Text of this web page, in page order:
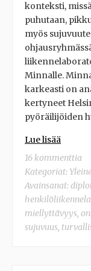
konteksti,
puhutaan,
myös
Minnalle.
karkeasti on
kertyneet
pyöräilijöiden
Lue lisää
16 kommenttia
Kategoriat:
Avainsanat:
miellyttävyys,
sujuvuus,